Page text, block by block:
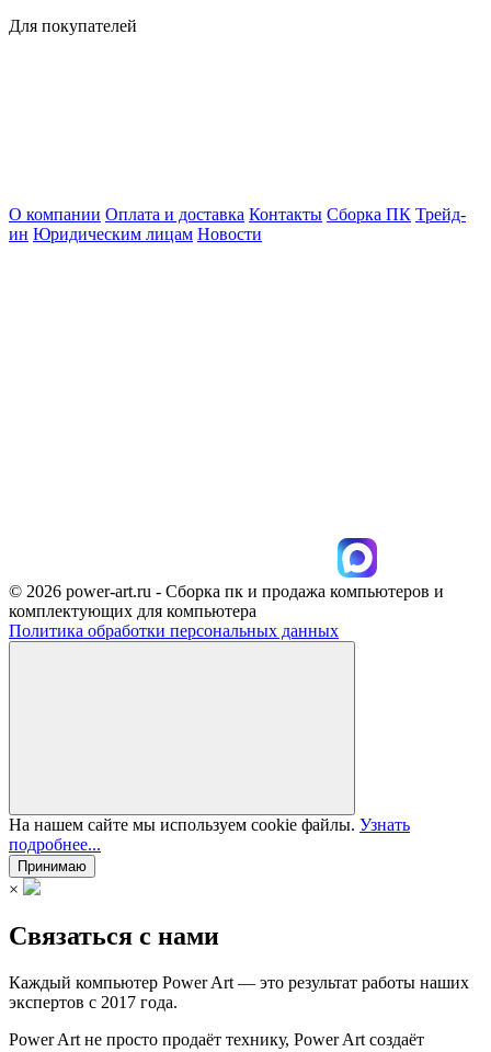
Для покупателей
О компании Оплата и доставка Контакты Сборка ПК Трейд-
ин Юридическим лицам Новости
© 2026 power-art.ru - Сборка пк и продажа компьютеров и
комплектующих для компьютера
Политика обработки персональных данных
На нашем сайте мы используем cookie файлы. Узнать
подробнее...
Принимаю
×
Связаться с нами
Каждый компьютер Power Art — это результат работы наших
экспертов с 2017 года.
Power Art не просто продаёт технику, Power Art создаёт